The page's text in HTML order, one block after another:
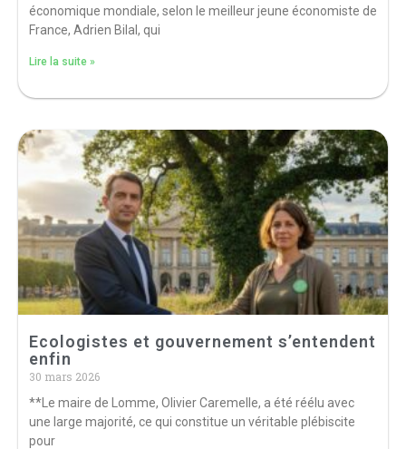
économique mondiale, selon le meilleur jeune économiste de
France, Adrien Bilal, qui
Lire la suite »
Ecologistes et gouvernement s’entendent
enfin
30 mars 2026
**Le maire de Lomme, Olivier Caremelle, a été réélu avec
une large majorité, ce qui constitue un véritable plébiscite
pour